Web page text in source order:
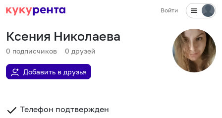
Войти
Ксения Николаева
0 подписчиков 0 друзей
Добавить в друзья
Телефон подтвержден